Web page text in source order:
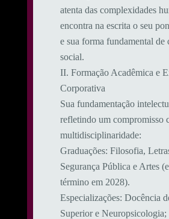
atenta das complexidades
encontra na escrita o seu
e sua forma fundamental de
social.
​II. Formação Acadêmica e
Corporativa
​Sua fundamentação
refletindo um compromisso
multidisciplinaridade:
​Graduações: Filosofia,
Segurança Pública e Artes
término em 2028).
​Especializações: Docência
Superior e Neuropsicologia;